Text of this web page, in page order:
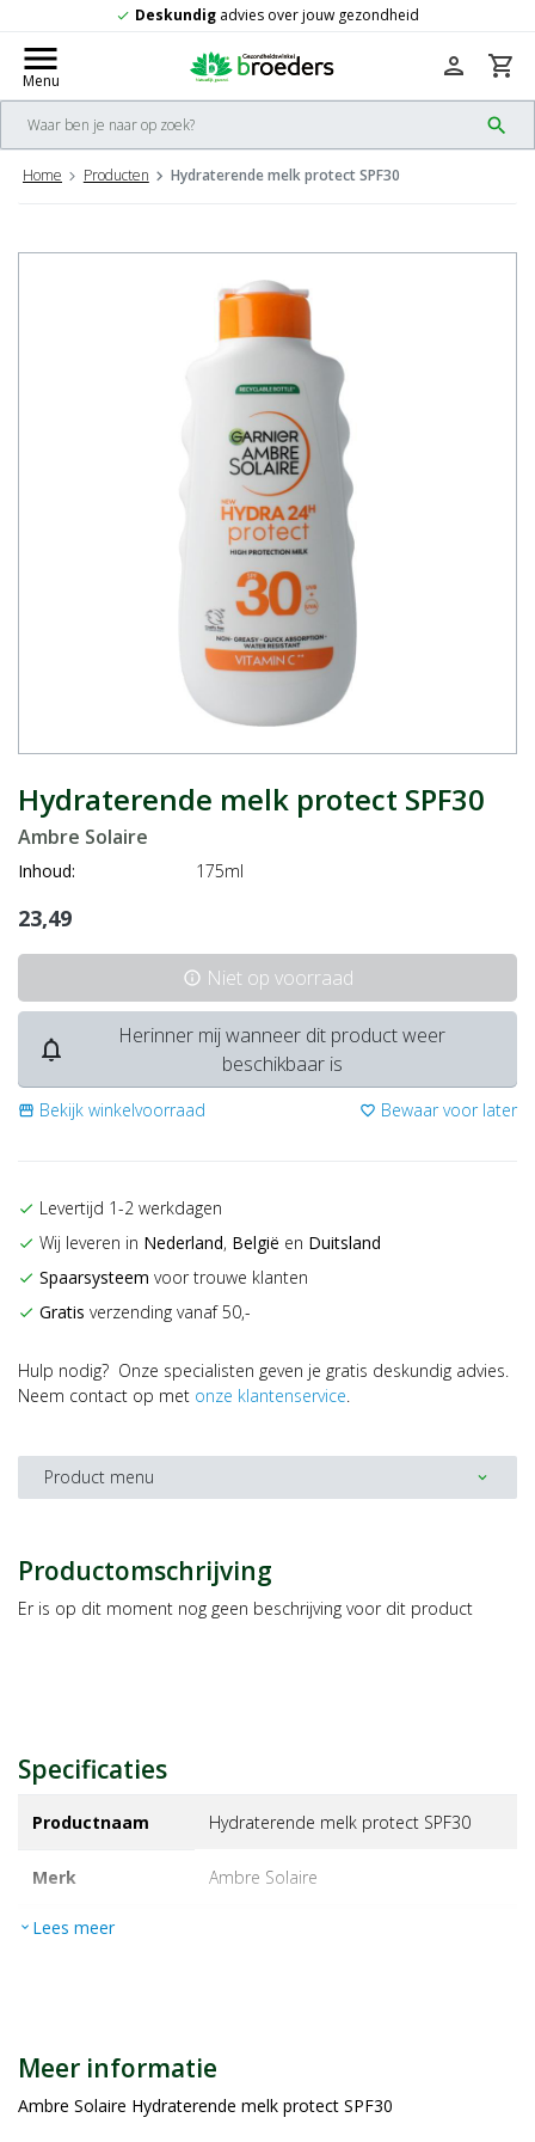
check Gratisverzending vanaf
menu
Menu
search
person shopping_cart
Home Producten Hydraterende melk protect SPF30
Hydraterende melk protect SPF30
Ambre Solaire
Inhoud: 175ml
23,49
info Niet op voorraad
notifications_none
Herinner mij wanneer dit product weer
beschikbaar is
storefront Bekijk winkelvoorraad favorite_border Bewaar voor later
check Levertijd 1-2 werkdagen
check Wij leveren in Nederland, België en Duitsland
check Spaarsysteem voor trouwe klanten
check Gratis verzending vanaf 50,-
Hulp nodig? Onze specialisten geven je gratis deskundig advies.
Neem contact op met onze klantenservice.
Product menu expand_more
Productomschrijving
Er is op dit moment nog geen beschrijving voor dit product
Specificaties
Productnaam Hydraterende melk protect SPF30
Merk ambre solaire
EAN
expand_more Lees meer
Meer informatie
Ambre Solaire Hydraterende melk protect SPF30